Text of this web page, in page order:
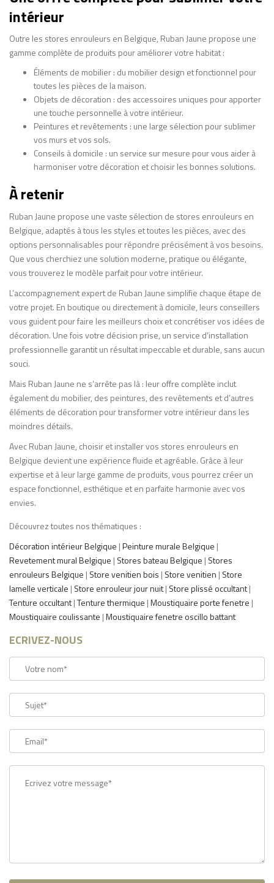
intérieur
Outre les stores enrouleurs en Belgique, Ruban Jaune propose une
gamme complète de produits pour améliorer votre habitat :
Éléments de mobilier : du mobilier design et fonctionnel pour
toutes les pièces de la maison.
Objets de décoration : des accessoires uniques pour apporter
une touche personnelle à votre intérieur.
Peintures et revêtements : une large sélection pour sublimer
vos murs et vos sols.
Conseils à domicile : un service sur mesure pour vous aider à
harmoniser votre décoration et choisir les bonnes solutions.
À retenir
Ruban Jaune propose une vaste sélection de stores enrouleurs en
Belgique, adaptés à tous les styles et toutes les pièces, avec des
options personnalisables pour répondre précisément à vos besoins.
Que vous cherchiez une solution moderne, pratique ou élégante,
vous trouverez le modèle parfait pour votre intérieur.
L’accompagnement expert de Ruban Jaune simplifie chaque étape de
votre projet. En boutique ou directement à domicile, leurs conseillers
vous guident pour faire les meilleurs choix et concrétiser vos idées de
décoration. Une fois votre décision prise, un service d’installation
professionnelle garantit un résultat impeccable et durable, sans aucun
souci.
Mais Ruban Jaune ne s’arrête pas là : leur offre complète inclut
également du mobilier, des peintures, des revêtements et d’autres
éléments de décoration pour transformer votre intérieur dans les
moindres détails.
Avec Ruban Jaune, choisir et installer vos stores enrouleurs en
Belgique devient une expérience fluide et agréable. Grâce à leur
expertise et à leur large gamme de produits, vous pourrez créer un
espace fonctionnel, esthétique et en parfaite harmonie avec vos
envies.
Découvrez toutes nos thématiques :
Décoration intérieur Belgique |Peinture murale Belgique |
Revetement mural Belgique | Stores bateau Belgique | Stores
enrouleurs Belgique | Store venitien bois | Store venitien | Store
lamelle verticale | Store enrouleur jour nuit| Store plissé occultant|
Tenture occultant|Tenture thermique |Moustiquaire porte fenetre |
Moustiquaire coulissante |Moustiquaire fenetre oscillo battant
ECRIVEZ-NOUS